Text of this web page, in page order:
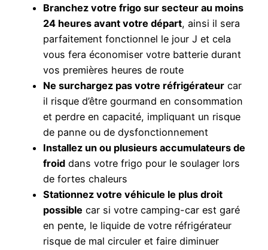
Branchez votre frigo sur secteur au moins
24 heures avant votre départ, ainsi il sera
parfaitement fonctionnel le jour J et cela
vous fera économiser votre batterie durant
vos premières heures de route
Ne surchargez pas votre réfrigérateur car
il risque d’être gourmand en consommation
et perdre en capacité, impliquant un risque
de panne ou de dysfonctionnement
Installez un ou plusieurs accumulateurs de
froid dans votre frigo pour le soulager lors
de fortes chaleurs
Stationnez votre véhicule le plus droit
possible car si votre camping-car est garé
en pente, le liquide de votre réfrigérateur
risque de mal circuler et faire diminuer